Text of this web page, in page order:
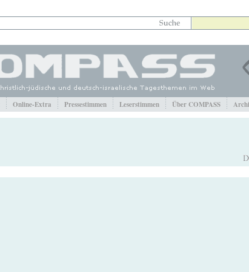
Online-Extra Pressestimmen Leserstimmen Über COMPASS